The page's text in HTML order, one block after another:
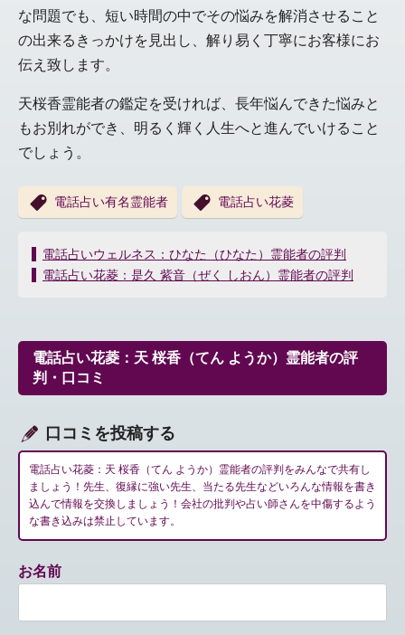
な問題でも、短い時間の中でその悩みを解消させること
の出来るきっかけを見出し、解り易く丁寧にお客様にお
伝え致します。
天桜香霊能者の鑑定を受ければ、長年悩んできた悩みと
もお別れができ、明るく輝く人生へと進んでいけること
でしょう。
電話占い有名霊能者 電話占い花菱
投
稿
ー
シ
ョ
電話占いウェルネス：ひなた（ひなた）霊能者の評判
電話占い花菱：是久 紫音（ぜく しおん）霊能者の評判
電話占い花菱：天 桜香（てん ようか）霊能者の評
判・口コミ
口コミを投稿する
電話占い花菱：天 桜香（てん ようか）霊能者の評判をみんなで共有し
ましょう！先生、復縁に強い先生、当たる先生などいろんな情報を書き
込んで情報を交換しましょう！会社の批判や占い師さんを中傷するよう
な書き込みは禁止しています。
お名前